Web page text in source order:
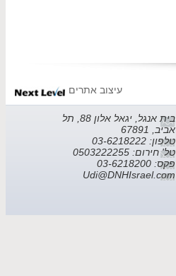
עיצוב אתרים
בית אנגל, יגאל אלון 88, תל
אביב, 67891
טלפון: 03-6218222
טל' חירום: 0503222255
פקס: 03-6218200
Udi@DNHIsrael.com